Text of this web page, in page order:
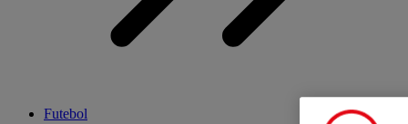
Futebol